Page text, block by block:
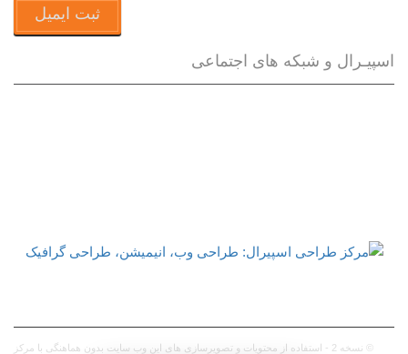
ثبت ایمیل
اسپیـرال و شبکه های اجتماعی
© نسخه 2 - استفاده از محتویات و تصویرسازی های این وب سایت بدون هماهنگی با مرکز